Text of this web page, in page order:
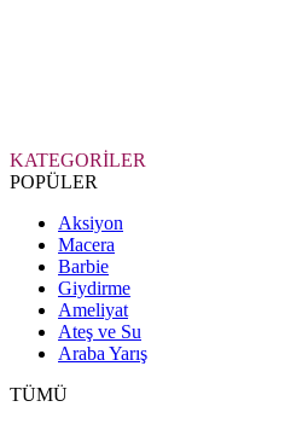
KATEGORİLER
POPÜLER
Aksiyon
Macera
Barbie
Giydirme
Ameliyat
Ateş ve Su
Araba Yarış
TÜMÜ